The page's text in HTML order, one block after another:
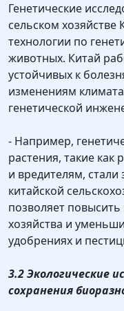
Генетические
сельском хозяйстве
технологии по
животных. Китай
устойчивых к
изменениям
генетической
- Например,
растения, такие как
и вредителям,
китайской
позволяет повысить
хозяйства и
удобрениях и
3.2 Экологические
сохранения